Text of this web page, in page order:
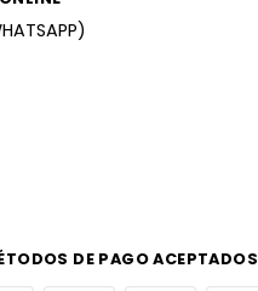
DE PAGO ACEPTADOS